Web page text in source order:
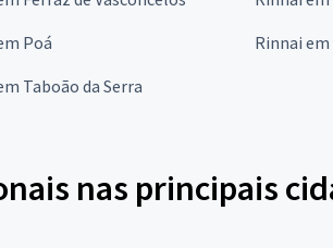
Poá Rinnai
Taboão da Serra
nas principais